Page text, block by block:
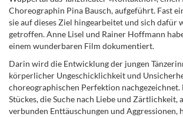
Choreographin Pina Bausch, aufgeführt. Fast
sie auf dieses Ziel hingearbeitet und sich dafür
getroffen. Anne Lisel und Rainer Hoffmann
einem wunderbaren Film dokumentiert.
Darin wird die Entwicklung der jungen
körperlicher Ungeschicklichkeit und
choreographischen Perfektion nachgezeichnet.
Stückes, die Suche nach Liebe und Zärtlichkeit,
verbunden Enttäuschungen und Aggressionen,